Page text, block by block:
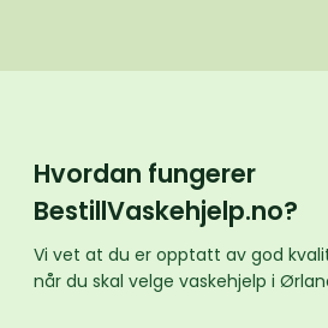
Hvordan fungerer
BestillVaskehjelp.no?
Vi vet at du er opptatt av god
når du skal velge vaskehjelp i